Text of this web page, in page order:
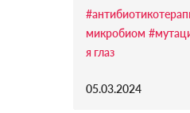
микробиом
я глаз
05.03.2024